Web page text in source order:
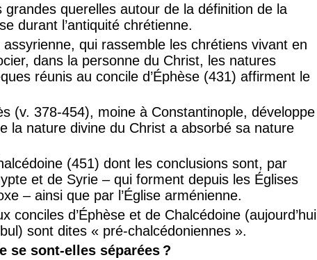
grandes querelles autour de la définition de la
durant l’antiquité chrétienne.
qui rassemble les chrétiens vivant en
dans la personne du Christ, les natures
réunis au concile d’Éphèse (431) affirment le
(v. 378-454), moine à Constantinople, développe
la nature divine du Christ a absorbé sa nature
(451) dont les conclusions sont, par
et de Syrie – qui forment depuis les Églises
– ainsi que par l’Église arménienne.
conciles d’Éphèse et de Chalcédoine (aujourd’hui
sont dites « pré-chalcédoniennes ».
se sont-elles séparées ?